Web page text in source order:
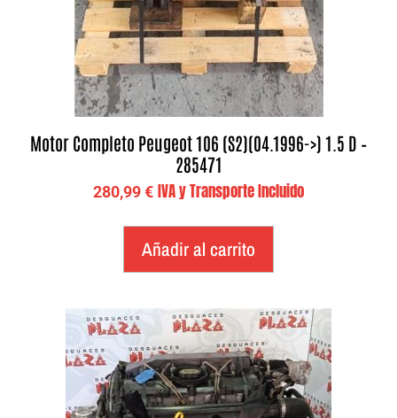
Motor Completo Peugeot 106 (S2)(04.1996->) 1.5 D –
285471
280,99€ IVA y Transporte Incluido
Añadir al carrito